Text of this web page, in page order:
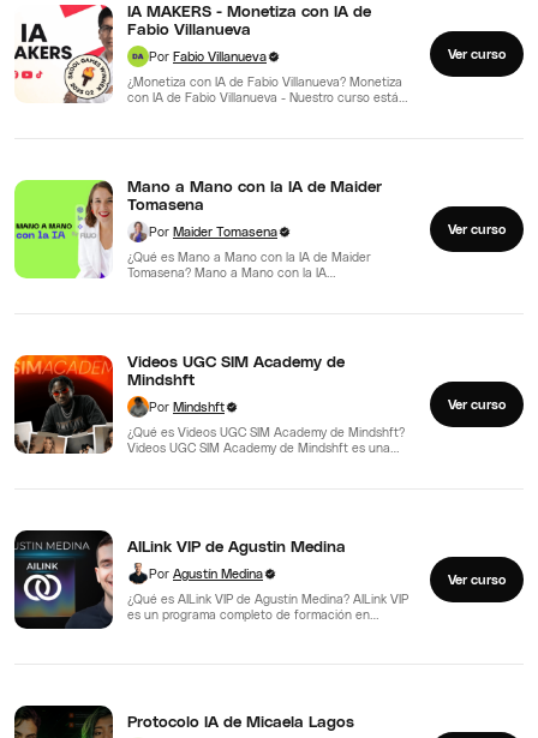
IA MAKERS - Monetiza con IA de
Fabio Villanueva
Por Fabio Villanueva
¿Monetiza con IA de Fabio Villanueva? Monetiza
con IA de Fabio Villanueva - Nuestro curso está
Ver curso
Mano a Mano con la IA de Maider
Tomasena
Por Maider Tomasena
¿Qué es Mano a Mano con la IA de Maider
Tomasena? Mano a Mano con la IA…
Ver curso
Videos UGC SIM Academy de
Mindshft
Por Mindshft
¿Qué es Videos UGC SIM Academy de Mindshft?
Videos UGC SIM Academy de Mindshft es una
Ver curso
AILink VIP de Agustin Medina
Por Agustín Medina
¿Qué es AILink VIP de Agustín Medina? AILink VIP
es un programa completo de formación en
Ver curso
Protocolo IA de Micaela Lagos